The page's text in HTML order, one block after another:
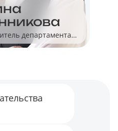
департамента
маркетинга,